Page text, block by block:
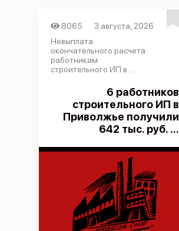
8065
3 августа, 2026
Невыплата
окончательного расчета
работникам
строительного ИП в ...
6 работников
строительного ИП в
Приволжье получили
642 тыс. руб. ...